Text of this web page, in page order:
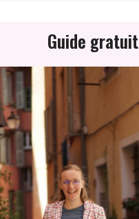
Guide gratuit